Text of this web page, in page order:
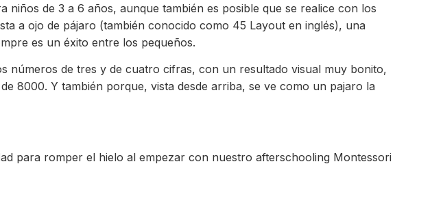
niños de 3 a 6 años, aunque también es posible que se realice con los
a ojo de pájaro (también conocido como 45 Layout en inglés), una
es un éxito entre los pequeños.
números de tres y de cuatro cifras, con un resultado visual muy bonito,
8000. Y también porque, vista desde arriba, se ve como un pajaro la
para romper el hielo al empezar con nuestro afterschooling Montessori